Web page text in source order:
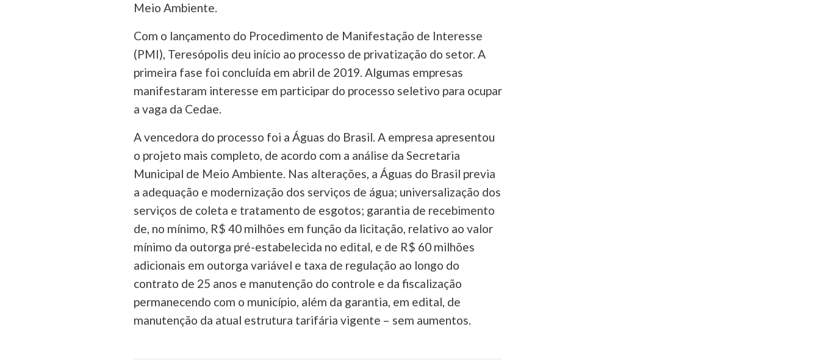
Meio Ambiente.
Com o lançamento do Procedimento de Manifestação de Interesse
(PMI), Teresópolis deu início ao processo de privatização do setor. A
primeira fase foi concluída em abril de 2019. Algumas empresas
manifestaram interesse em participar do processo seletivo para ocupar
a vaga da Cedae.
A vencedora do processo foi a Águas do Brasil. A empresa apresentou
o projeto mais completo, de acordo com a análise da Secretaria
Municipal de Meio Ambiente. Nas alterações, a Águas do Brasil previa
a adequação e modernização dos serviços de água; universalização dos
serviços de coleta e tratamento de esgotos; garantia de recebimento
de, no mínimo, R$ 40 milhões em função da licitação, relativo ao valor
mínimo da outorga pré-estabelecida no edital, e de R$ 60 milhões
adicionais em outorga variável e taxa de regulação ao longo do
contrato de 25 anos e manutenção do controle e da fiscalização
permanecendo com o município, além da garantia, em edital, de
manutenção da atual estrutura tarifária vigente – sem aumentos.